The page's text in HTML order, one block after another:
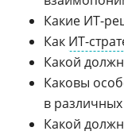
Какие ИТ-
Как ИТ-
Какой
Каковы
в различных
Какой